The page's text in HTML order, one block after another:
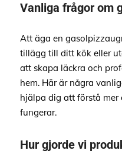
Vanliga frågor om
Att äga en
tillägg till ditt kök eller
att skapa läckra och
hem. Här är några
hjälpa dig att förstå mer
fungerar.
Hur gjorde vi